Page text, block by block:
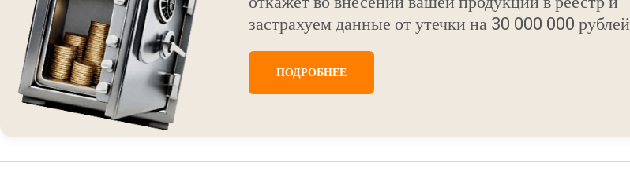
застрахуем данные от утечки на 30 000 000 рублей
ПОДРОБНЕЕ